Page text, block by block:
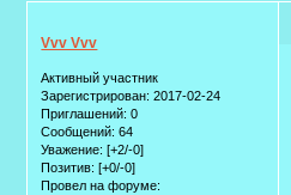
Vvv Vvv
Активный участник
Зарегистрирован: 2017-02-24
Приглашений: 0
Сообщений: 64
Уважение: [+2/-0]
Позитив: [+0/-0]
Провел на форуме: